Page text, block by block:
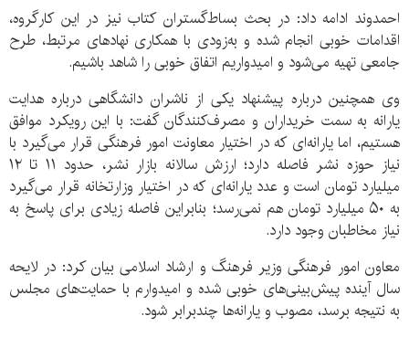
احمدوند ادامه داد: در بحث بساط‌گستران کتاب نیز در این کارگروه،
اقدامات خوبی انجام شده و به‌زودی با همکاری نهادهای مرتبط، طرح
جامعی تهیه می‌شود و امیدواریم اتفاق خوبی را شاهد باشیم.
وی همچنین درباره پیشنهاد یکی از ناشران دانشگاهی درباره هدایت
یارانه به سمت خریداران و مصرف‌کنندگان گفت: با این رویکرد موافق
هستیم، اما یارانه‌ای که در اختیار معاونت امور فرهنگی قرار می‌گیرد با
نیاز حوزه نشر فاصله دارد؛ ارزش سالانه بازار نشر، حدود ۱۱ تا ۱۲
میلیارد تومان است و عدد یارانه‌ای که در اختیار وزارتخانه قرار می‌گیرد
به ۵۰ میلیارد تومان هم نمی‌رسد؛ بنابراین فاصله زیادی برای پاسخ به
نیاز مخاطبان وجود دارد.
معاون امور فرهنگی وزیر فرهنگ و ارشاد اسلامی بیان کرد: در لایحه
سال آینده پیش‌بینی‌های خوبی شده و امیدوارم با حمایت‌های مجلس
به نتیجه برسد، مصوب و یارانه‌ها چندبرابر شود.